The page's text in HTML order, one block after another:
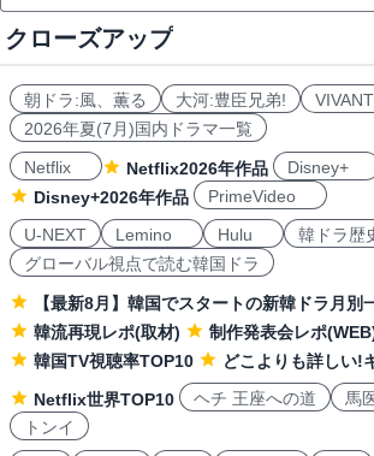
クローズアップ
朝ドラ:風、薫る 大河:豊臣兄弟!
VIVANT
2026年夏(7月)国内ドラマ一覧
Netflix
Netflix2026年作品
Disney+
Disney+2026年作品
PrimeVideo
U-NEXT
Lemino Hulu
韓ドラ歴
グローバル視点で読む韓国ドラ
【最新8月】韓国でスタートの新韓ドラ月別
韓流再現レポ(取材)
制作発表会レポ
韓国TV視聴率TOP10
どこよりも詳しい!
Netflix世界TOP10
ヘチ 王座への道 馬
トンイ